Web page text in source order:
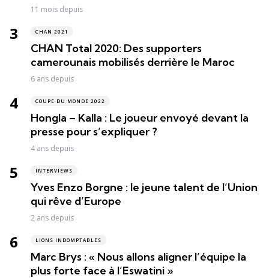
11 mois depuis
CHAN 2021
CHAN Total 2020: Des supporters
camerounais mobilisés derrière le Maroc
6 ans depuis
COUPE DU MONDE 2022
Hongla – Kalla : Le joueur envoyé devant la
presse pour s’expliquer ?
4 ans depuis
INTERVIEWS
Yves Enzo Borgne : le jeune talent de l’Union
qui rêve d’Europe
2 ans depuis
LIONS INDOMPTABLES
Marc Brys : « Nous allons aligner l’équipe la
plus forte face à l’Eswatini »